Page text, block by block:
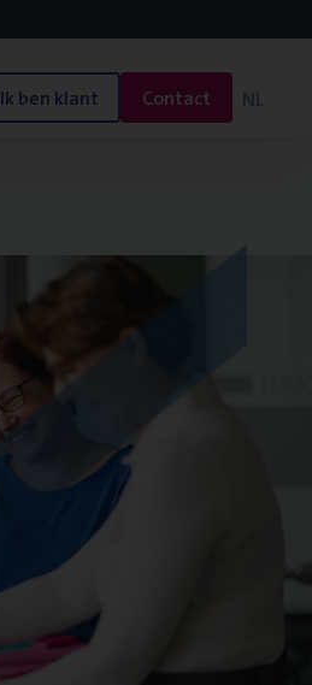
Ik ben klant Contact NL